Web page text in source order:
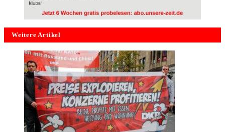
Weitere Artikel